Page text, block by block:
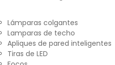
Lámparas colgantes
Lamparas de techo
Apliques de pared inteligentes
Tiras de LED